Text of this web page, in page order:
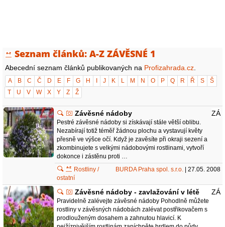
Seznam článků: A-Z ZÁVĚSNÉ 1
Abecední seznam článků publikovaných na Profizahrada.cz
A B C Č D E F G H J K L M N O P Q R Ř S
Š
T
U V W X Y Z Ž
Závěsné nádoby ZÁ
Pestré závěsné nádoby si získávají stále větší oblibu.
Nezabírají totiž téměř žádnou plochu a vystavují květy
přesně ve výšce očí. Když je zavěsíte při okraji sezení a
zkombinujete s velkými nádobovými rostlinami, vytvoří
dokonce i zástěnu proti …
BURDA Praha spol. s.r.o. | 27.05. 2008
Rostliny /
ostatní
Závěsné nádoby - zavlažování v létě ZÁ
Pravidelně zalévejte závěsné nádoby Pohodlně můžete
rostliny v závěsných nádobách zalévat postřikovačem s
prodlouženým dosahem a zahnutou hlavicí. K